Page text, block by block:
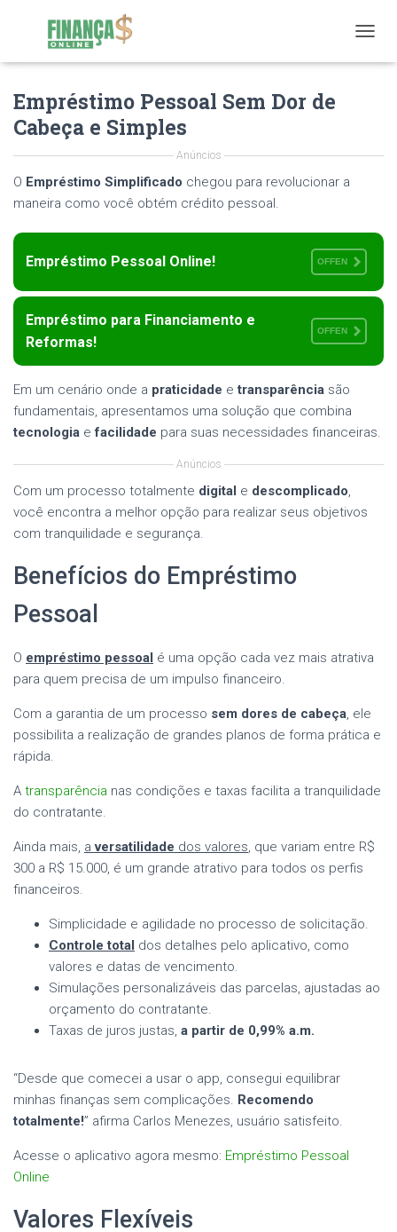
O
A
T
N
Empréstimo Pessoal Sem Dor de
Cabeça e Simples
Anúncios
O Empréstimo Simplificado chegou para revolucionar a
maneira como você obtém crédito pessoal.
Empréstimo Pessoal Online! OFFEN
Empréstimo para Financiamento e
Reformas!
OFFEN
Em um cenário onde a praticidade etransparência são
fundamentais, apresentamos uma solução que combina
tecnologia efacilidade para suas necessidades financeiras.
Anúncios
Com um processo totalmente digital e descomplicado,
você encontra a melhor opção para realizar seus objetivos
com tranquilidade e segurança.
Benefícios do Empréstimo
Pessoal
O empréstimo pessoal é uma opção cada vez mais atrativa
para quem precisa de um impulso financeiro.
Com a garantia de um processo sem dores de cabeça, ele
possibilita a realização de grandes planos de forma prática e
rápida.
A transparência nas condições e taxas facilita a tranquilidade
do contratante.
Ainda mais, aversatilidade dos valores, que variam entre R$
300 a R$ 15.000, é um grande atrativo para todos os perfis
financeiros.
Simplicidade e agilidade no processo de solicitação.
Controle total dos detalhes pelo aplicativo, como
valores e datas de vencimento.
Simulações personalizáveis das parcelas, ajustadas ao
orçamento do contratante.
Taxas de juros justas, a partir de 0,99% a.m.
“Desde que comecei a usar o app, consegui equilibrar
minhas finanças sem complicações. Recomendo
totalmente!” afirma Carlos Menezes, usuário satisfeito.
Acesse o aplicativo agora mesmo: Empréstimo Pessoal
Online
Valores Flexíveis